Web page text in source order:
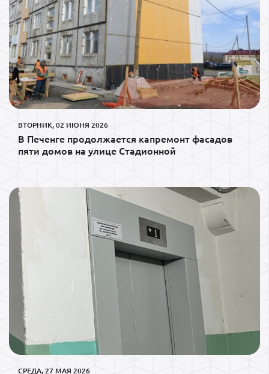
ВТОРНИК, 02 ИЮНЯ 2026
В Печенге продолжается капремонт фасадов
пяти домов на улице Стадионной
СРЕДА, 27 МАЯ 2026